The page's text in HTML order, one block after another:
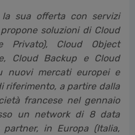
la sua offerta con servizi
soluzioni di Cloud
Privato), Cloud Object
Cloud Backup e Cloud
nuovi mercati europei e
riferimento, a partire dalla
francese nel gennaio
un network di 8 data
in Europa (Italia,